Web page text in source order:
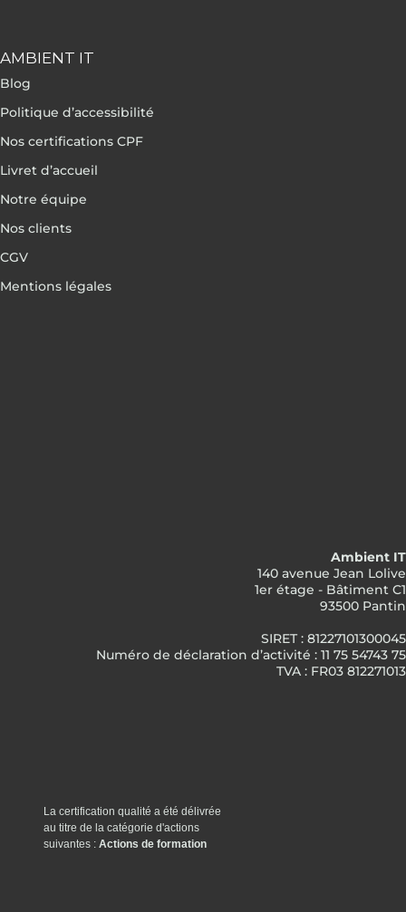
AMBIENT IT
Blog
Politique d’accessibilité
Nos certifications CPF
Livret d’accueil
Notre équipe
Nos clients
CGV
Mentions légales
Ambient IT
140 avenue Jean Lolive
1er étage - Bâtiment C1
93500 Pantin
SIRET : 81227101300045
Numéro de déclaration d’activité : 11 75 54743 75
TVA : FR03 812271013
La certification qualité a été délivrée
au titre de la catégorie d'actions
suivantes : Actions de formation